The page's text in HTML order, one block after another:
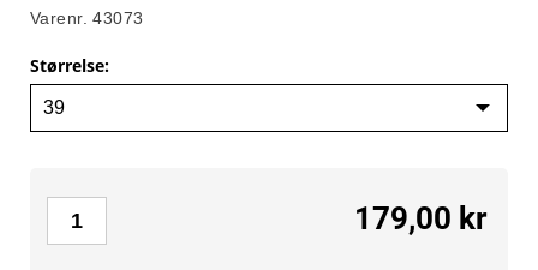
Varenr. 43073
Størrelse:
179,00 kr